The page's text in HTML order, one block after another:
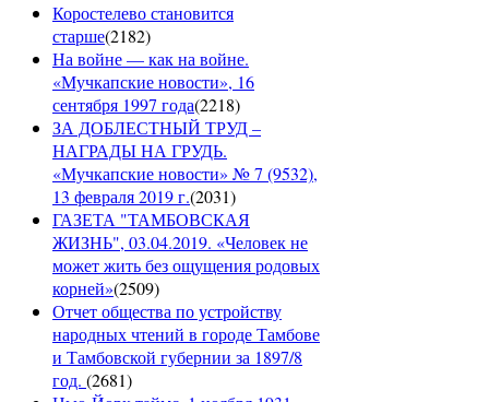
Коростелево становится
старше(2182)
На войне — как на войне.
«Мучкапские новости», 16
сентября 1997 года(2218)
ЗА ДОБЛЕСТНЫЙ ТРУД –
НАГРАДЫ НА ГРУДЬ.
«Мучкапские новости» № 7 (9532),
13 февраля 2019 г.(2031)
ГАЗЕТА "ТАМБОВСКАЯ
ЖИЗНЬ", 03.04.2019. «Человек не
может жить без ощущения родовых
корней»(2509)
Отчет общества по устройству
народных чтений в городе Тамбове
и Тамбовской губернии за 1897/8
год. (2681)